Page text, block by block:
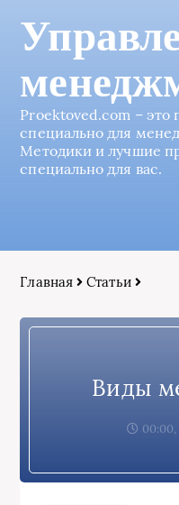
Proektoved.com – это
специально для
Методики и лучшие
специально для вас.
Главная Статьи
Виды
00:00,